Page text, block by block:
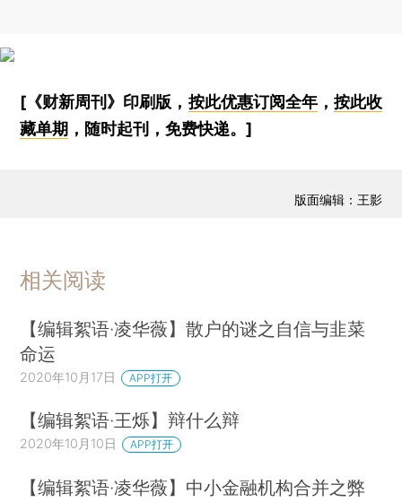
[《财新周刊》印刷版， 按此优惠订阅全年， 按此收
藏单期 ，随时起刊，免费快递。]
版面编辑：王影
相关阅读
【编辑絮语·凌华薇】散户的谜之自信与韭菜
命运
2020年10月17日 APP打开
【编辑絮语·王烁】辩什么辩
2020年10月10日 APP打开
【编辑絮语·凌华薇】中小金融机构合并之弊